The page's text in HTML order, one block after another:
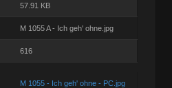
57.91 KB
M 1055 A - Ich geh' ohne.jpg
616
M 1055 - Ich geh' ohne - PC.jpg